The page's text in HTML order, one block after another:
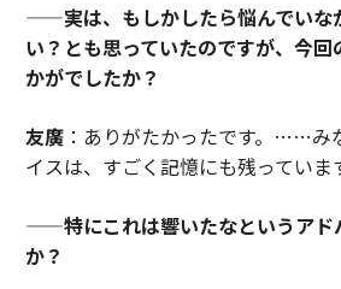
——実は、もしかしたら悩んでいな
い？とも思っていたのですが、今回
かがでしたか？
友廣：ありがたかったです。……み
イスは、すごく記憶にも残っていま
——特にこれは響いたなというアド
か？